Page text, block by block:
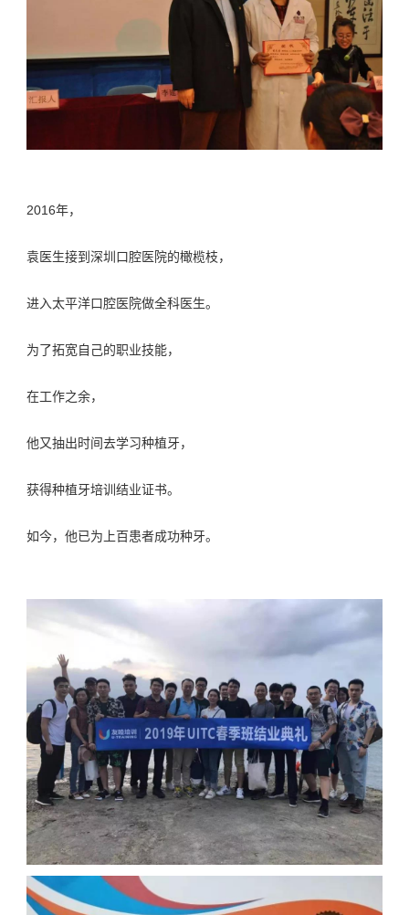
2016年，
袁医生接到深圳口腔医院的橄榄枝，
进入太平洋口腔医院做全科医生。
为了拓宽自己的职业技能，
在工作之余，
他又抽出时间去学习种植牙，
获得种植牙培训结业证书。
如今，他已为上百患者成功种牙。